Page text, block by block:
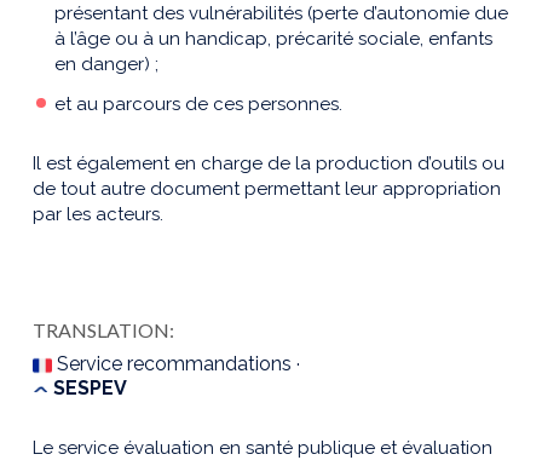
présentant des vulnérabilités (perte d’autonomie due
à l’âge ou à un handicap, précarité sociale, enfants
en danger) ;
et au parcours de ces personnes.
Il est également en charge de la production d’outils ou
de tout autre document permettant leur appropriation
par les acteurs.
TRANSLATION:
Service recommandations ·
SESPEV
Le service évaluation en santé publique et évaluation